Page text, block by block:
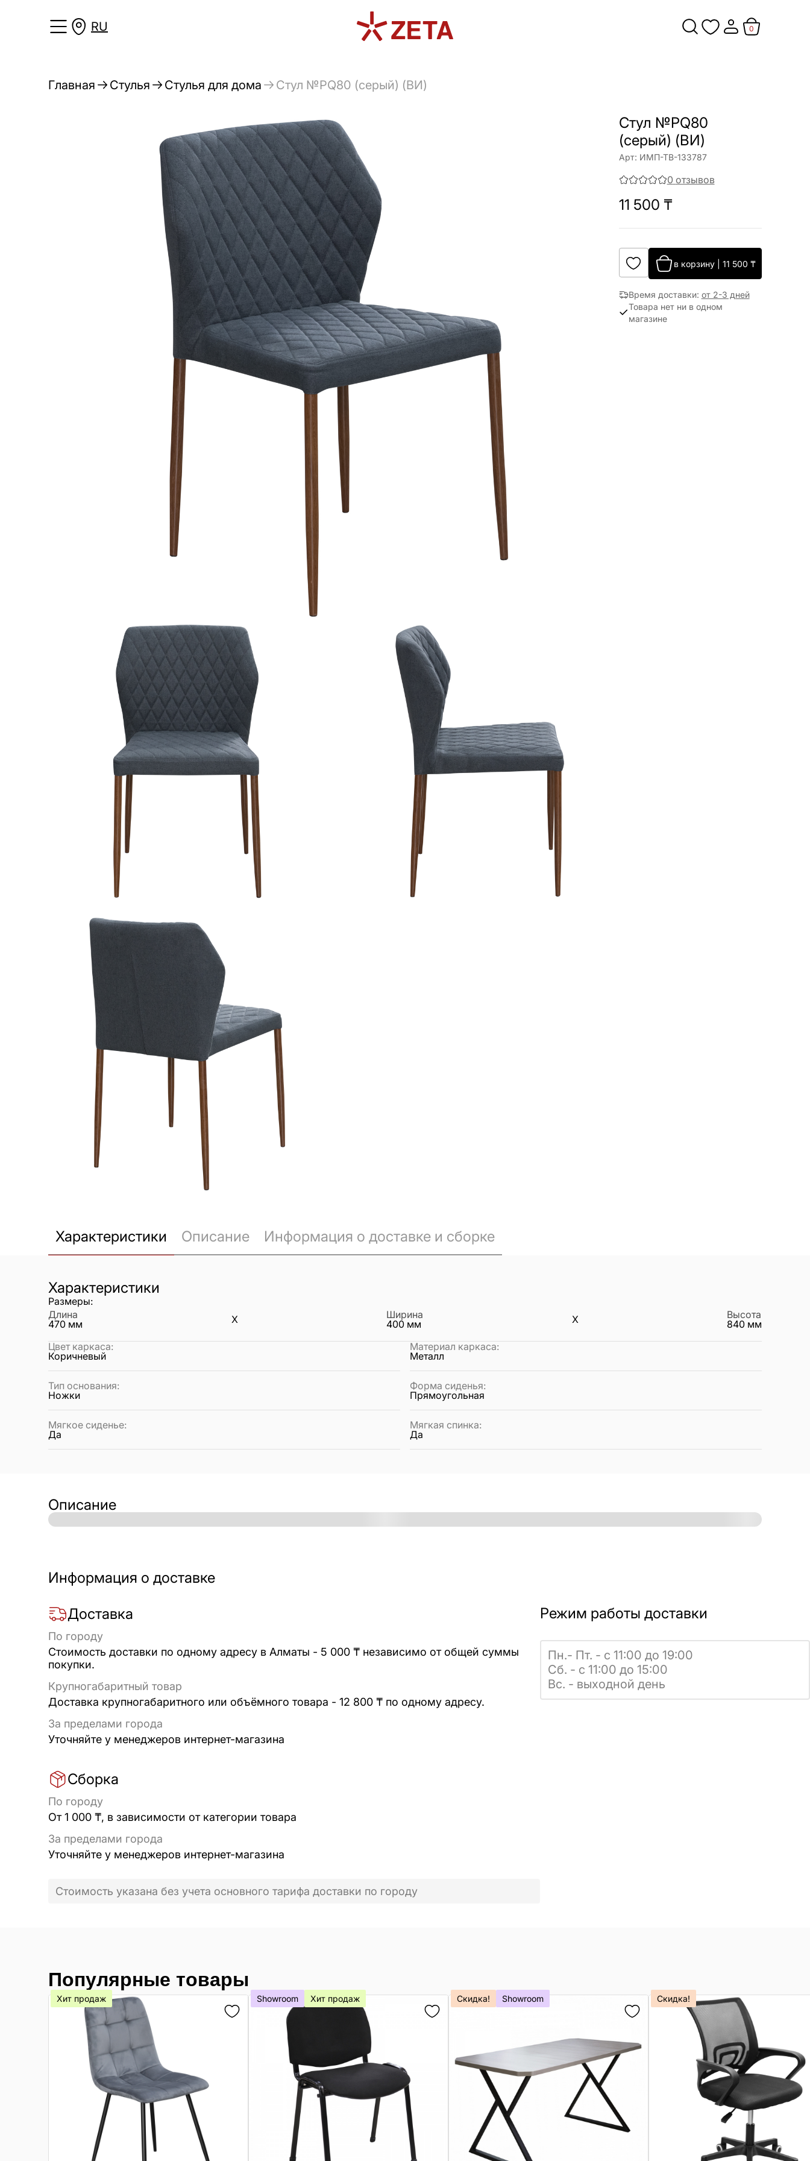
RU 0
Главная Стулья Стулья для дома Стул №PQ80 (серый) (ВИ)
Стул №PQ80
(серый) (ВИ)
Арт: ИМП-ТВ-133787
0 отзывов
11 500 ₸
в корзину| 11 500 ₸
Время доставки: от 2-3 дней
Товара нет ни в одном
магазине
Характеристики Описание Информация о доставке и сборке
Характеристики
Размеры:
Длина
470 мм X
Ширина
400 мм X
Высота
840 мм
Цвет каркаса:
Коричневый
Материал каркаса:
Металл
Тип основания:
Ножки
Форма сиденья:
Прямоугольная
Мягкое сиденье:
Да
Мягкая спинка:
Да
Описание
Информация о доставке
Доставка
По городу
Стоимость доставки по одному адресу в Алматы - 5 000 ₸ независимо от общей суммы
покупки.
Крупногабаритный товар
Доставка крупногабаритного или объёмного товара - 12 800 ₸ по одному адресу.
За пределами города
Уточняйте у менеджеров интернет-магазина
Сборка
По городу
От 1 000 ₸, в зависимости от категории товара
За пределами города
Уточняйте у менеджеров интернет-магазина
Стоимость указана без учета основного тарифа доставки по городу
Режим работы доставки
Пн.- Пт. - с 11:00 до 19:00
Сб. - с 11:00 до 15:00
Вс. - выходной день
Популярные товары
Хит продаж Showroom Хит продаж Скидка! Showroom Скидка!